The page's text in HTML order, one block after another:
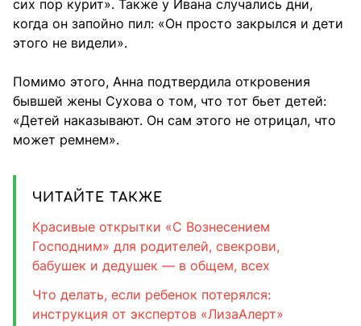
сих пор курит». Также у Ивана случались дни,
когда он запойно пил: «Он просто закрылся и дети
этого не видели».
Помимо этого, Анна подтвердила откровения
бывшей жены Сухова о том, что тот бьет детей:
«Детей наказывают. Он сам этого не отрицал, что
может ремнем».
ЧИТАЙТЕ ТАКЖЕ
Красивые открытки «С Вознесением
Господним» для родителей, свекрови,
бабушек и дедушек — в общем, всех
Что делать, если ребенок потерялся:
инструкция от экспертов «ЛизаАлерт»